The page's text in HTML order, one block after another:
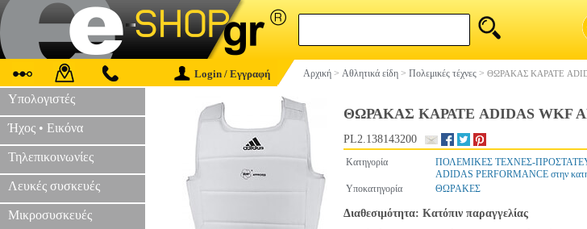
Login / Εγγραφή Αρχική > Αθλητικά είδη > Πολεμικές τέχνες > ΘΩΡΑΚΑΣ ΚΑΡΑΤΕ
Υπολογιστές
Ήχος • Εικόνα
Τηλεπικοινωνίες
Λευκές συσκευές
Μικροσυσκευές
ΘΩΡΑΚΑΣ ΚΑΡΑΤΕ ADIDAS WKF
PL2.138143200
Κατηγορία ΠΟΛΕΜΙΚΕΣ ΤΕΧΝΕΣ-
ADIDAS PERFORMANCE στην
Υποκατηγορία
ΘΩΡΑΚΕΣ
Διαθεσιμότητα: Κατόπιν παραγγελίας